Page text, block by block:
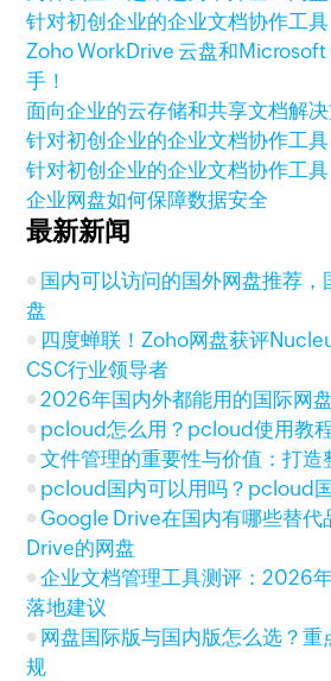
针对初创企业的企业文档协作工具
Zoho WorkDrive 云盘和
手！
面向企业的云存储和共享文档解
针对初创企业的企业文档协作工具
针对初创企业的企业文档协作工具
企业网盘如何保障数据安全
最新新闻
国内可以访问的国外网盘推荐，
盘
四度蝉联！Zoho网盘获评
CSC行业领导者
2026年国内外都能用的国际网
pcloud怎么用？pcloud使用教
文件管理的重要性与价值：打造
pcloud国内可以用吗？pcloud
Google Drive在国内有哪些替代
Drive的网盘
企业文档管理工具测评：2026
落地建议
网盘国际版与国内版怎么选？重
规